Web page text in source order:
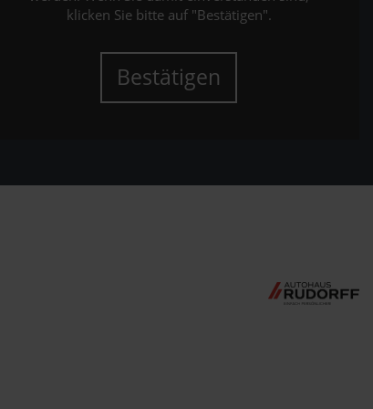
klicken Sie bitte auf "Bestätigen".
Bestätigen